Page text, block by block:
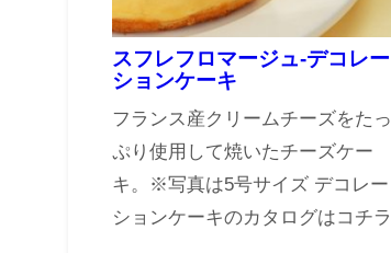
スフレフロマージュ-デコレー
ションケーキ
フランス産クリームチーズをたっ
ぷり使用して焼いたチーズケー
キ。※写真は5号サイズ デコレー
ションケーキのカタログはコチラ